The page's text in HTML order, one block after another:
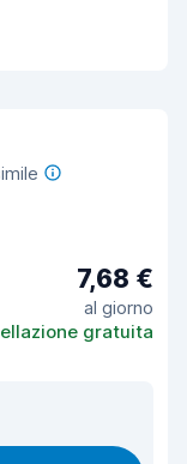
7,68 €
al giorno
gratuita